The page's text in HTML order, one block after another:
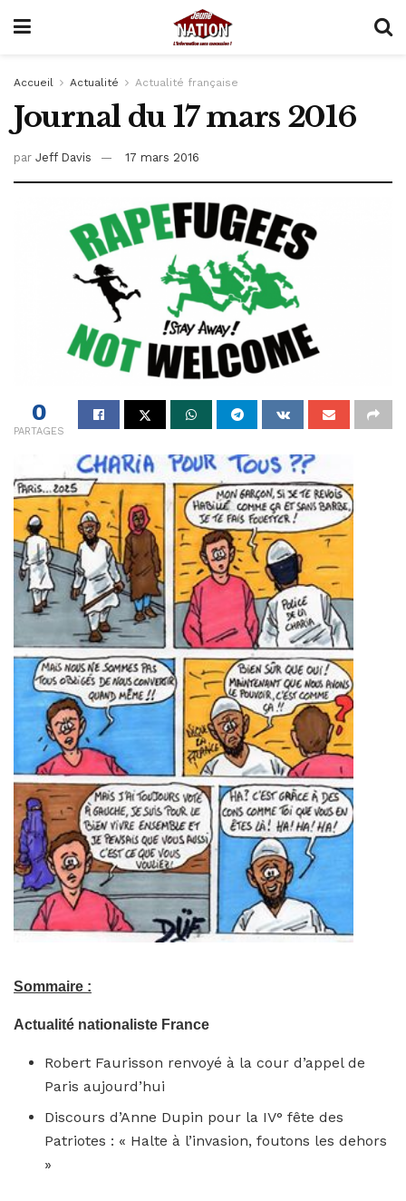
Accueil Actualité Actualité française
Journal du 17 mars 2016
par Jeff Davis 17 mars 2016
0
PARTAGES
Sommaire :
Actualité nationaliste France
Robert Faurisson renvoyé à la cour d’appel de
Paris aujourd’hui
Discours d’Anne Dupin pour la IV° fête des
Patriotes : « Halte à l’invasion, foutons les dehors
»